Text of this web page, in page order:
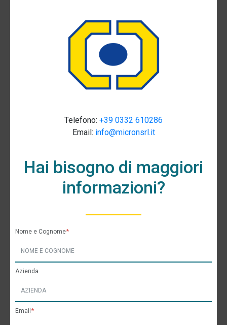
Telefono: +39 0332 610286
Email: info@micronsrl.it
Hai bisogno di maggiori
informazioni?
Nome e Cognome
Azienda
Email